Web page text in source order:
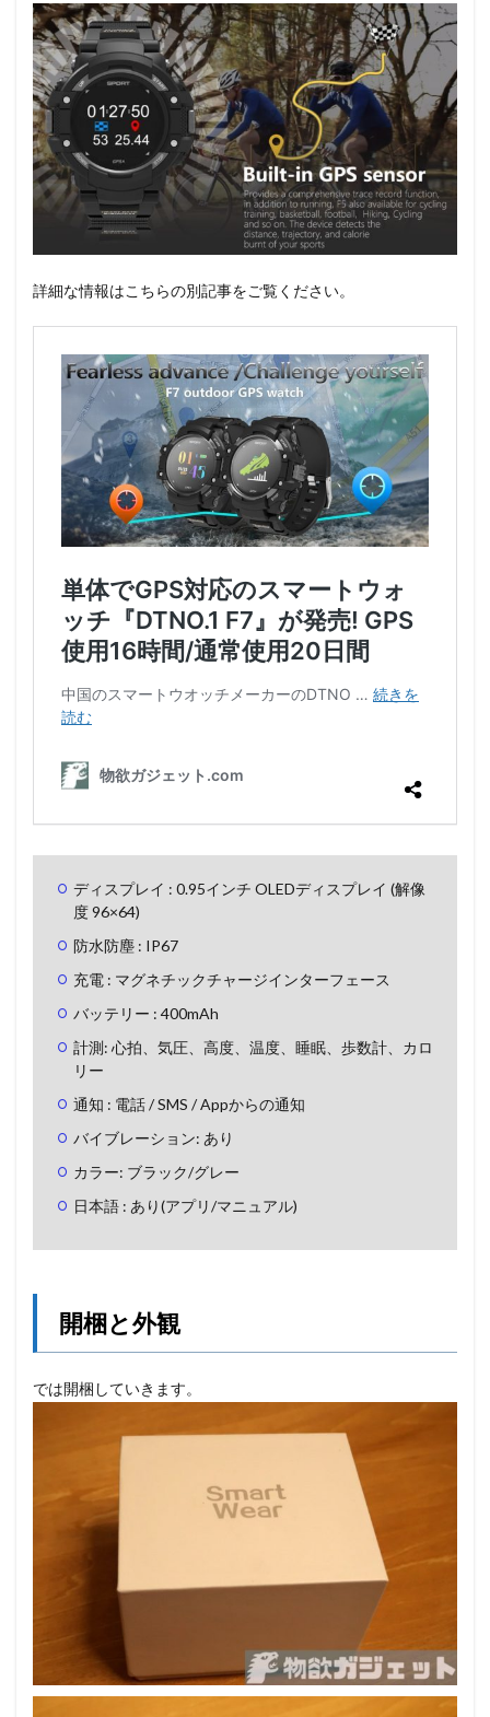
詳細な情報はこちらの別記事をご覧ください。
ディスプレイ : 0.95インチ OLEDディスプレイ (解像
度 96×64)
防水防塵 : IP67
充電 : マグネチックチャージインターフェース
バッテリー : 400mAh
計測: 心拍、気圧、高度、温度、睡眠、歩数計、カロ
リー
通知 : 電話 / SMS / Appからの通知
バイブレーション: あり
カラー: ブラック/グレー
日本語 : あり(アプリ/マニュアル)
開梱と外観
では開梱していきます。